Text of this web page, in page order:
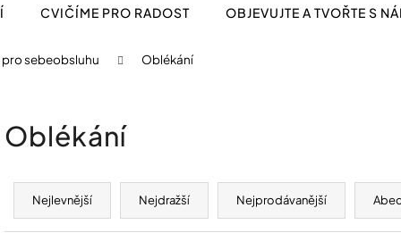
CVIČÍME PRO RADOST OBJEVUJTE A TVOŘTE S
sebeobsluhu Oblékání
Oblékání
Ř
Nejlevnější Nejdražší Nejprodávanější